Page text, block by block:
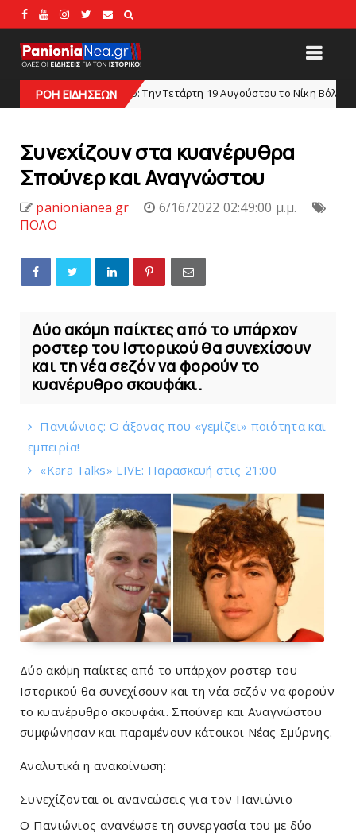
ΡΟΗ ΕΙΔΗΣΕΩΝ
Κύπελλο: Την Τετάρτη 19 Αυγούστου το Νίκη Βόλου - Πανιώνιος
Συνεχίζουν στα κυανέρυθρα
Σπούνερ και Αναγνώστoυ
panionianea.gr
6/16/2022 02:49:00 μ.μ.
ΠΟΛΟ
Δύο ακόμη παίκτες από το υπάρχον
ροστερ του Ιστορικού θα συνεχίσουν
και τη νέα σεζόν να φορούν το
κυανέρυθρο σκουφάκι.
Πανιώνιος: O άξονας που «γεμίζει» ποιότητα και
εμπειρία!
«Kara Talks» LIVE: Παρασκευή στις 21:00
Δύο ακόμη παίκτες από το υπάρχον ροστερ του
Ιστορικού θα συνεχίσουν και τη νέα σεζόν να φορούν
το κυανέρυθρο σκουφάκι. Σπούνερ και Αναγνώστου
συμφώνησαν και παραμένουν κάτοικοι Νέας Σμύρνης.
Αναλυτικά η ανακοίνωση:
Συνεχίζονται οι ανανεώσεις για τον Πανιώνιο
Ο Πανιώνιος ανανέωσε τη συνεργασία του με δύο